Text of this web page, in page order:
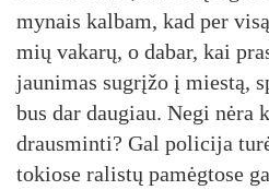
my­nais kal­bam, kad per
mių va­ka­rų, o da­bar, kai
jau­ni­mas su­grį­žo į mies­tą,
bus dar dau­giau. Ne­gi
draus­min­ti? Gal po­li­ci­ja
to­kio­se ra­lis­tų pa­mėg­to­se